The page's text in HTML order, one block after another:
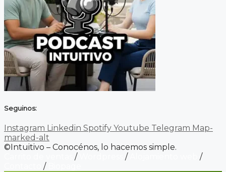
Seguinos:
Instagram Linkedin Spotify Youtube Telegram Map-
marked-alt
©Intuitivo – Conocénos, lo hacemos simple.
/ /
/
/